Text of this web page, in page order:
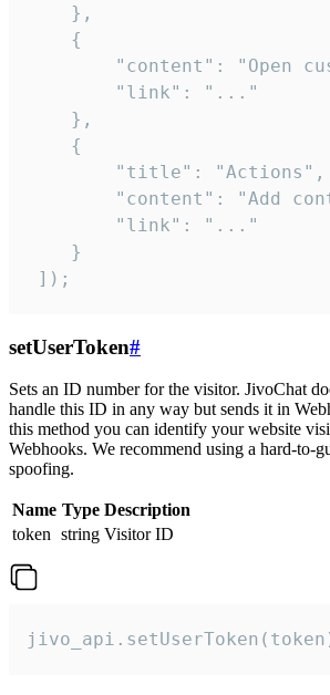
    },
    {
"content": "Open
        "link": "..."
    },
    {
        "title": "Actions",
"content": "Add
        "link": "..."
    }
]);
setUserToken#
Sets an ID number for the visitor. JivoChat
handle this ID in any way but sends it in
this method you can identify your website
Webhooks. We recommend using a hard-to-
spoofing.
Name Type Description
token string Visitor ID